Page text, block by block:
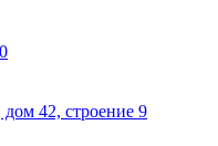
42, строение 9